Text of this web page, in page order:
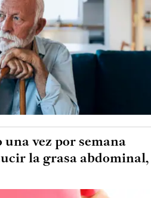
vez por semana
la grasa abdominal,